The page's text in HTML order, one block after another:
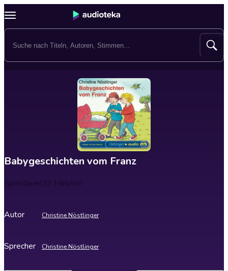
Babygeschichten vom Franz
Spieldauer39 Minuten
Autor Christine Nöstlinger
Sprecher Christine Nöstlinger